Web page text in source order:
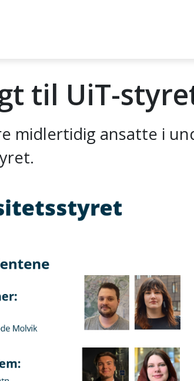
til UiT-
midlertidig ansatte i